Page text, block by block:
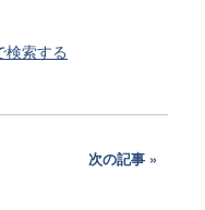
検索する
次の記事